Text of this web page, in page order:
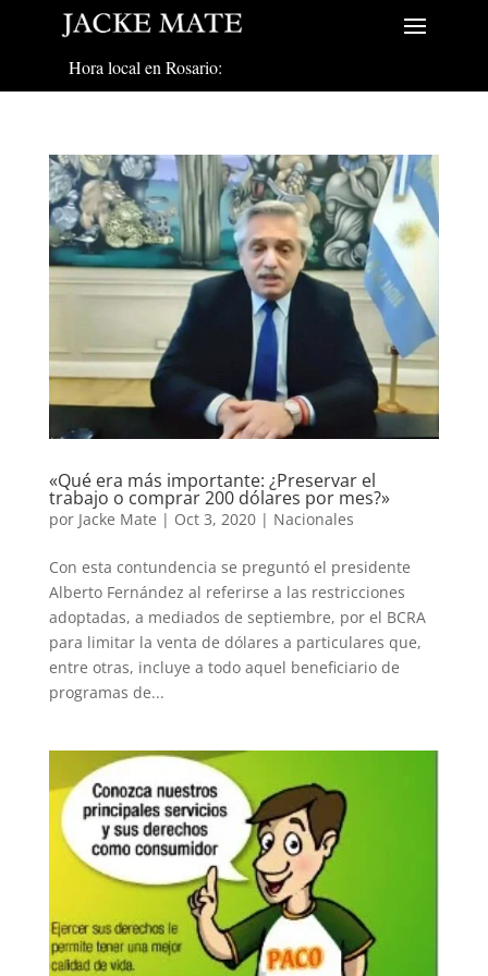
Hora local en Rosario:
«Qué era más importante: ¿Preservar el
trabajo o comprar 200 dólares por mes?»
por Jacke Mate | Oct 3, 2020| Nacionales
Con esta contundencia se preguntó el presidente
Alberto Fernández al referirse a las restricciones
adoptadas, a mediados de septiembre, por el BCRA
para limitar la venta de dólares a particulares que,
entre otras, incluye a todo aquel beneficiario de
programas de...